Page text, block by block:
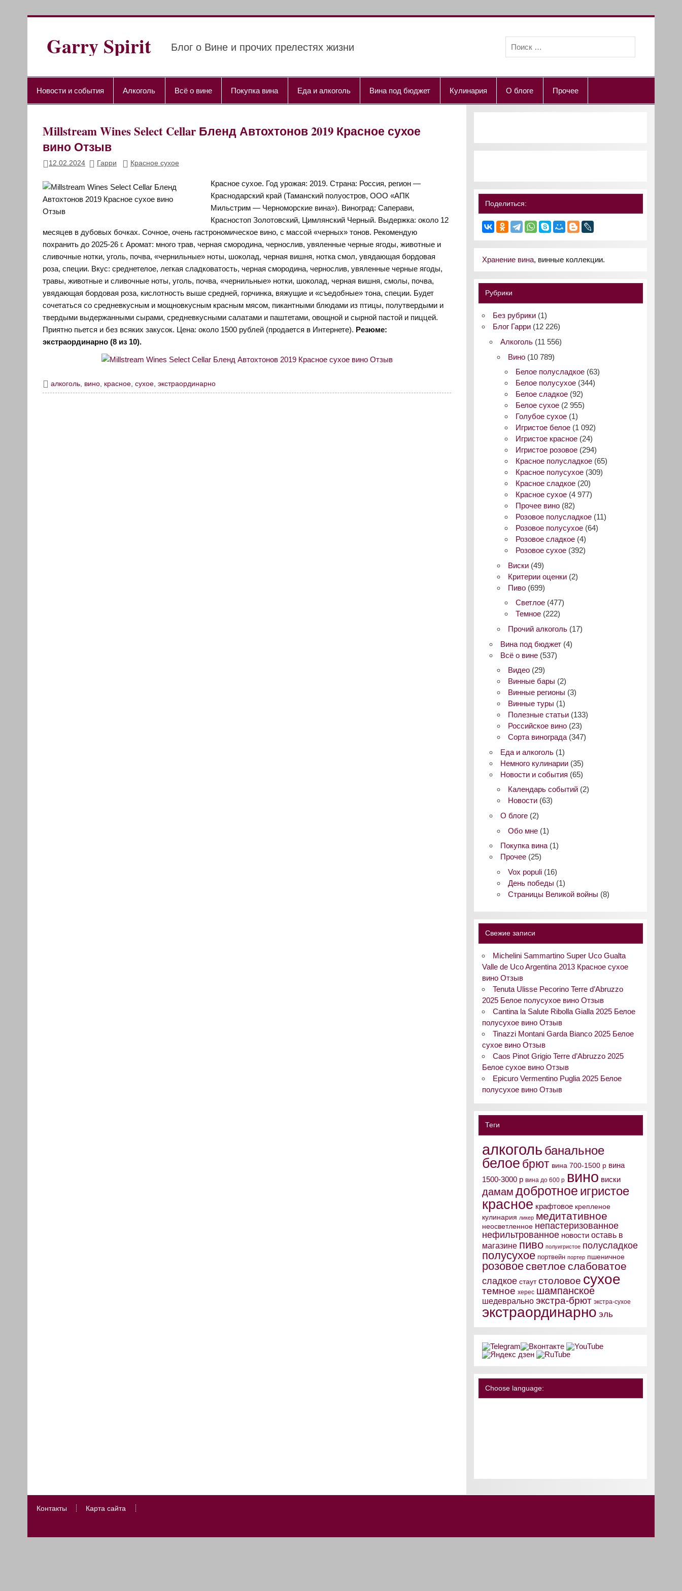
Перейти
Garry Spirit Блог о Вине и прочих прелестях жизни
Новости и события Алкоголь Всё о вине Покупка вина Еда и алкоголь Вина под бюджет Кулинария О блоге Прочее
Millstream Wines Select Cellar Бленд Автохтонов 2019 Красное сухое
вино Отзыв
12.02.2024 Гарри Красное сухое
Красное сухое. Год урожая: 2019. Страна: Россия, регион —
Краснодарский край (Таманский полуостров, ООО «АПК
Мильстрим — Черноморские вина»). Виноград: Саперави,
Красностоп Золотовский, Цимлянский Черный. Выдержка: около 12
месяцев в дубовых бочках. Сочное, очень гастрономическое вино, с массой «черных» тонов. Рекомендую
похранить до 2025-26 г. Аромат: много трав, черная смородина, чернослив, увяленные черные ягоды, животные и
сливочные нотки, уголь, почва, «чернильные» ноты, шоколад, черная вишня, нотка смол, увядающая бордовая
роза, специи. Вкус: среднетелое, легкая сладковатость, черная смородина, чернослив, увяленные черные ягоды,
травы, животные и сливочные ноты, уголь, почва, «чернильные» нотки, шоколад, черная вишня, смолы, почва,
увядающая бордовая роза, кислотность выше средней, горчинка, вяжущие и «съедобные» тона, специи. Будет
сочетаться со средневкусным и мощновкусным красным мясом, пикантными блюдами из птицы, полутвердыми и
твердыми выдержанными сырами, средневкусными салатами и паштетами, овощной и сырной пастой и пиццей.
Приятно пьется и без всяких закусок. Цена: около 1500 рублей (продается в Интернете). Резюме:
экстраординарно (8 из 10).
алкоголь вино красное ,сухое ,экстраординарно
Поделиться:
Хранение вина, винные коллекции.
Рубрики
Без рубрики(1)
Блог Гарри(12 226)
Алкоголь (11 556)
Вино (10 789)
Белое полусладкое (63)
Белое полусухое (344)
Белое сладкое (92)
Белое сухое (2 955)
Голубое сухое (1)
Игристое белое (1 092)
Игристое красное (24)
Игристое розовое (294)
Красное полусладкое (65)
Красное полусухое (309)
Красное сладкое (20)
Красное сухое (4 977)
Прочее вино (82)
Розовое полусладкое (11)
Розовое полусухое (64)
Розовое сладкое (4)
Розовое сухое (392)
Виски (49)
Критерии оценки (2)
Пиво (699)
Светлое (477)
Темное (222)
Прочий алкоголь (17)
Вина под бюджет (4)
Всё о вине (537)
Видео (29)
Винные бары (2)
Винные регионы (3)
Винные туры (1)
Полезные статьи (133)
Российское вино (23)
Сорта винограда (347)
Еда и алкоголь (1)
Немного кулинарии (35)
Новости и события (65)
Календарь событий (2)
Новости (63)
О блоге (2)
Обо мне (1)
Покупка вина (1)
Прочее (25)
Vox populi (16)
День победы (1)
Страницы Великой войны (8)
Свежие записи
Michelini Sammartino Super Uco Gualta
Valle de Uco Argentina 2013 Красное сухое
вино Отзыв
Tenuta Ulisse Pecorino Terre d’Abruzzo
2025 Белое полусухое вино Отзыв
Cantina la Salute Ribolla Gialla 2025 Белое
полусухое вино Отзыв
Tinazzi Montani Garda Bianco 2025 Белое
сухое вино Отзыв
Caos Pinot Grigio Terre d’Abruzzo 2025
Белое сухое вино Отзыв
Epicuro Vermentino Puglia 2025 Белое
полусухое вино Отзыв
Теги
алкоголь банальное
белое брют вина 700-1500 р вина
1500-3000 р вина до 600 р вино виски
дамам добротное игристое
красное крафтовое крепленое
кулинария ликер медитативное
неосветленное непастеризованное
нефильтрованное новости оставь в
магазине пиво полуигристое полусладкое
полусухое портвейн портер пшеничное
розовоесветлое слабоватое
сладкое стаут столовое сухое
темное херес шампанское
шедеврально экстра-брют экстра-сухое
экстраординарно эль
Choose language:
Контакты Карта сайта